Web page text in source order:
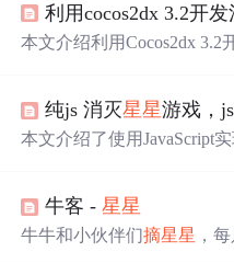
作，追寻自己的梦 想。在
作为饯别礼物。
利用cocos2dx 3.2开
本文介绍利用Cocos2dx 3.2
色 星星，再删除并调整星星
拢，至此游戏雏形基本形成
纯js 消灭星星游戏，
本文介绍了使用JavaScript
。文章还提供了带有道具
手机用户体验。
牛客 -星星
牛牛和小伙伴们摘星星 ，